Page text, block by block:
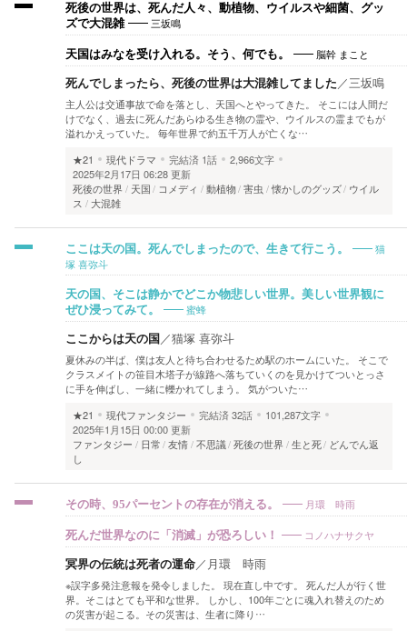
死後の世界は、死んだ人々、動植物、ウイルスや細菌、グッ
ズで大混雑
三坂鳴
天国はみなを受け入れる。そう、何でも。 脳幹 まこと
死んでしまったら、死後の世界は大混雑してました／三坂鳴
主人公は交通事故で命を落とし、天国へとやってきた。 そこには人間だ
けでなく、過去に死んだあらゆる生き物の霊や、ウイルスの霊までもが
溢れかえっていた。 毎年世界で約五千万人が亡くな…
★21
現代ドラマ 完結済 1話
2,966文字
2025年2月17日 06:28 更新
死後の世界
天国 コメディ 動植物 害虫 懐かしのグッズ ウイル
ス
大混雑
ここは天の国。死んでしまったので、生きて行こう。
猫
塚 喜弥斗
天の国、そこは静かでどこか物悲しい世界。美しい世界観に
ぜひ浸ってみて。
蜜蜂
ここからは天の国／猫塚 喜弥斗
夏休みの半ば、僕は友人と待ち合わせるため駅のホームにいた。 そこで
クラスメイトの笹目木塔子が線路へ落ちていくのを見かけてついとっさ
に手を伸ばし、一緒に轢かれてしまう。 気がついた…
★21
現代ファンタジー 完結済32話
101,287文字
2025年1月15日 00:00 更新
ファンタジー
日常 友情 不思議 死後の世界 生と死
どんでん返
し
その時、95パーセントの存在が消える。 月環 時雨
死んだ世界なのに「消滅」が恐ろしい！ コノハナサクヤ
冥界の伝統は死者の運命／ 月環 時雨
※誤字多発注意報を発令しました。 現在直し中です。 死んだ人が行く世
界。そこはとても平和な世界。 しかし、100年ごとに魂入れ替えのため
の災害が起こる。その災害は、生者に降り…